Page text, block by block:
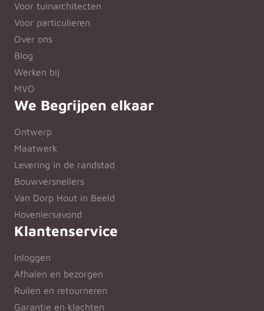
Voor tuinarchitecten
Voor particulieren
Over ons
Blog
Werken bij
MVO
We Begrijpen elkaar
Ontwerp
Maatwerk
Levering in de randstad
Bouwversnellers
Van Dorp Hout in Beeld
Hoveniersavond
Klantenservice
Inloggen
Afhalen en bezorgen
Ruilen en retourneren
Garantie en klachten